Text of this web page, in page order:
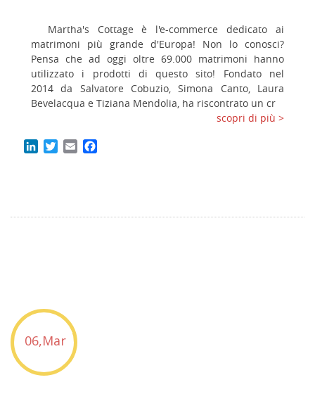
Martha's Cottage è l'e-commerce dedicato ai
matrimoni più grande d'Europa! Non lo conosci?
Pensa che ad oggi oltre 69.000 matrimoni hanno
utilizzato i prodotti di questo sito! Fondato nel
2014 da Salvatore Cobuzio, Simona Canto, Laura
Bevelacqua e Tiziana Mendolia, ha riscontrato un cr
scopri di più >
LinkedInTwitter
Email
06,Mar